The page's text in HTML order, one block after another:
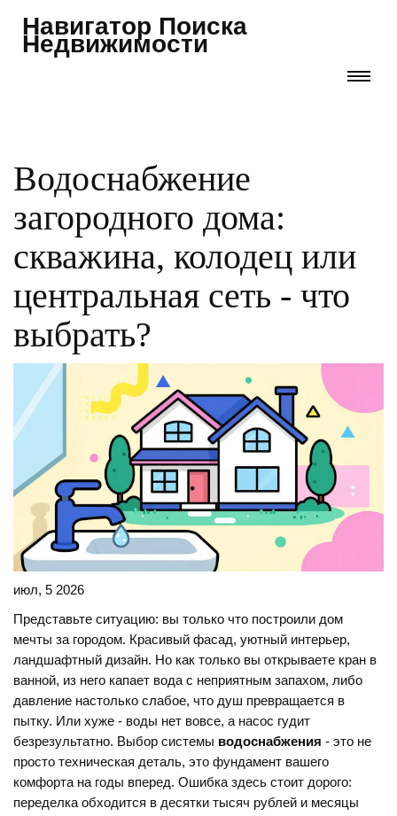
Навигатор Поиска
Недвижимости
Водоснабжение
загородного дома:
скважина, колодец или
центральная сеть - что
выбрать?
июл, 5 2026
Представьте ситуацию: вы только что построили дом
мечты за городом. Красивый фасад, уютный интерьер,
ландшафтный дизайн. Но как только вы открываете кран в
ванной, из него капает вода с неприятным запахом, либо
давление настолько слабое, что душ превращается в
пытку. Или хуже - воды нет вовсе, а насос гудит
безрезультатно. Выбор системы водоснабжения - это не
просто техническая деталь, это фундамент вашего
комфорта на годы вперед. Ошибка здесь стоит дорого:
переделка обходится в десятки тысяч рублей и месяцы